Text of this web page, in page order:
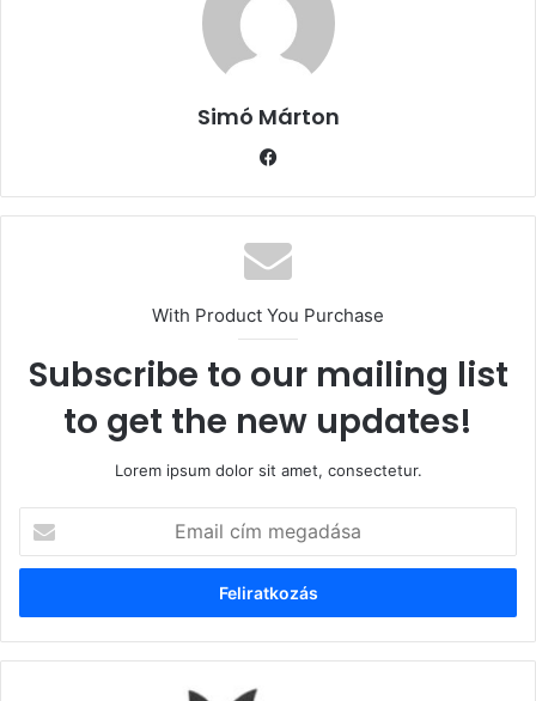
Simó Márton
With Product You Purchase
Subscribe to our mailing list
to get the new updates!
Lorem ipsum dolor sit amet, consectetur.
cím
megadása